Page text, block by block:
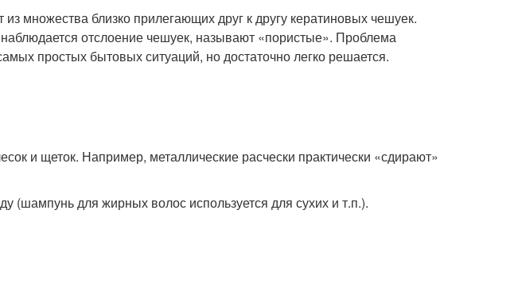
множества близко прилегающих друг к другу кератиновых чешуек.
отслоение чешуек, называют «пористые». Проблема
простых бытовых ситуаций, но достаточно легко решается.
и щеток. Например, металлические расчески практически «сдирают»
(шампунь для жирных волос используется для сухих и т.п.).